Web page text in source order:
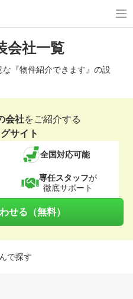
会社一覧
『物件紹介できます』の設
会社をご紹介する
サイト
全国対応可能
専任スタッフが
徹底サポート
せる（無料）
で探す